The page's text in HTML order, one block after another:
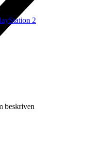
beskriven
2